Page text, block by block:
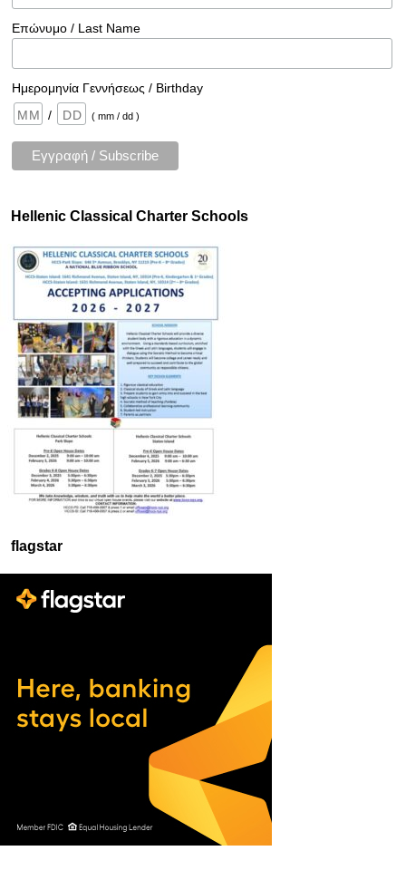
Επώνυμο / Last Name
Ημερομηνία Γεννήσεως / Birthday
/
( mm / dd )
Hellenic Classical Charter Schools
flagstar